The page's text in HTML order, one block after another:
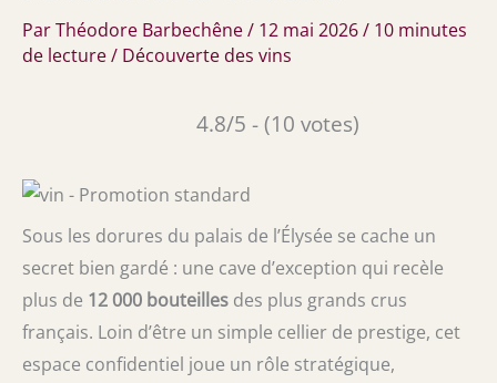
ParThéodore Barbechêne/ 12 mai 2026/ 10 minutes
de lecture/ Découverte des vins
4.8/5 - (10 votes)
Sous les dorures du palais de l’Élysée se cache un
secret bien gardé : une cave d’exception qui recèle
plus de 12 000 bouteilles des plus grands crus
français. Loin d’être un simple cellier de prestige, cet
espace confidentiel joue un rôle stratégique,